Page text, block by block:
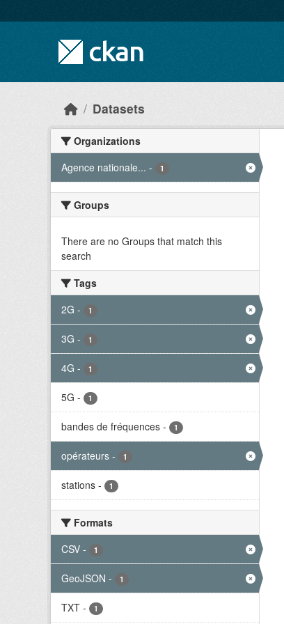
Datasets
Organizations
Agence nationale... - 1
Groups
There are no Groups that match this
search
Tags
2G - 1
3G - 1
4G - 1
5G - 1
bandes de fréquences - 1
opérateurs - 1
stations - 1
Formats
CSV - 1
GeoJSON - 1
TXT - 1